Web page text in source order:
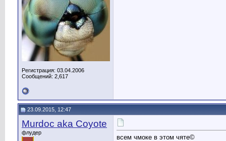
Регистрация: 03.04.2006
Сообщений: 2,617
23.09.2015, 12:47
Murdoc aka Coyote
флудер
всем чмоке в этом чяте©